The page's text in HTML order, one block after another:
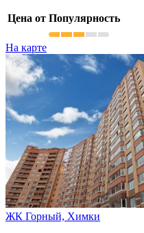
Цена от Популярность
На карте
ЖК Горный, Химки